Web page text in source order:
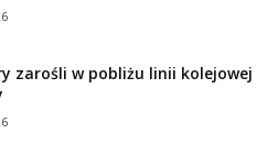
zarośli w pobliżu linii kolejowej